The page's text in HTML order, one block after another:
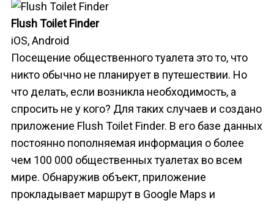
Flush Toilet Finder
iOS, Android
Посещение общественного туалета это то, что
никто обычно не планирует в путешествии. Но
что делать, если возникла необходимость, а
спросить не у кого? Для таких случаев и создано
приложение Flush Toilet Finder. В его базе данных
постоянно пополняемая информация о более
чем 100 000 общественных туалетах во всем
мире. Обнаружив объект, приложение
прокладывает маршрут в Google Maps и